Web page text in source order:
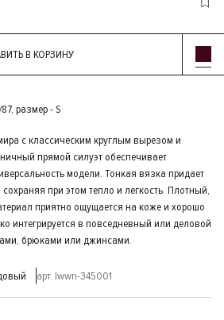
ДОБАВИТЬ В КОРЗИНУ
размер - S
с классическим круглым вырезом и
прямой силуэт обеспечивает
модели. Тонкая вязка придает
при этом тепло и легкость. Плотный,
приятно ощущается на коже и хорошо
интегрируется в повседневный или деловой
брюками или джинсами.
арт. lwwn-345001